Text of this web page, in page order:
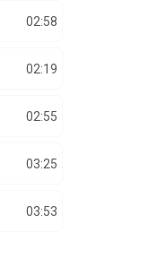
02:58
02:19
02:55
03:25
03:53